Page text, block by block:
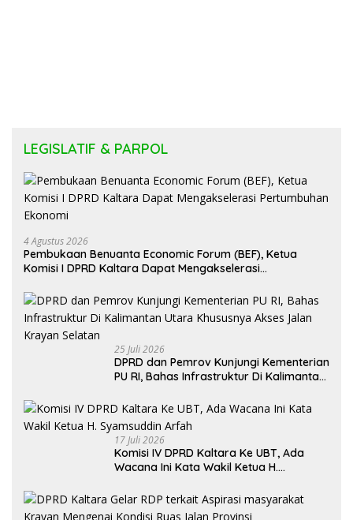
LEGISLATIF & PARPOL
4 Agustus 2026
Pembukaan Benuanta Economic Forum (BEF), Ketua
Komisi I DPRD Kaltara Dapat Mengakselerasi
25 Juli 2026
DPRD dan Pemrov Kunjungi Kementerian
PU RI, Bahas Infrastruktur Di Kalimantan
Selatan
17 Juli 2026
Komisi IV DPRD Kaltara Ke UBT, Ada
Wacana Ini Kata Wakil Ketua H.